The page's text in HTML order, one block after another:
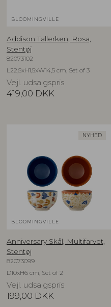
BLOOMINGVILLE
Addison Tallerken, Rosa,
Stentøj
82073102
L22,5xH1,5xW14,5 cm, Set of 3
Vejl. udsalgspris
419,00 DKK
NYHED
BLOOMINGVILLE
Anniversary Skål, Multifarvet,
Stentøj
82073099
D10xH6 cm, Set of 2
Vejl. udsalgspris
199,00 DKK